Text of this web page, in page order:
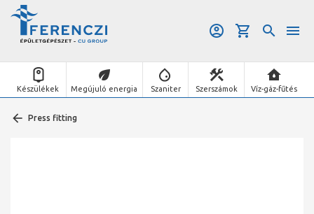
Készülékek Megújuló energia Szaniter Szerszámok Víz-gáz-fűtés
Press fitting